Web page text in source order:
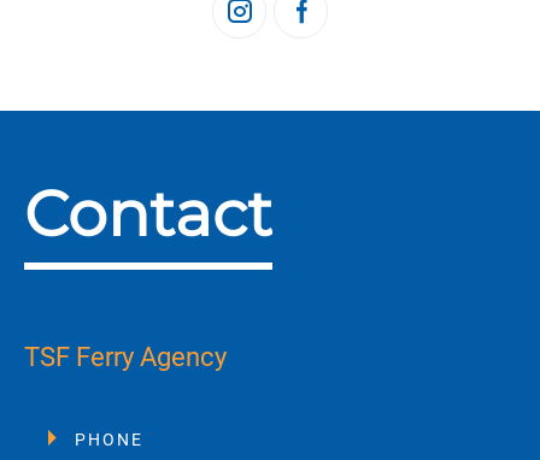
Contact
TSF Ferry Agency
PHONE